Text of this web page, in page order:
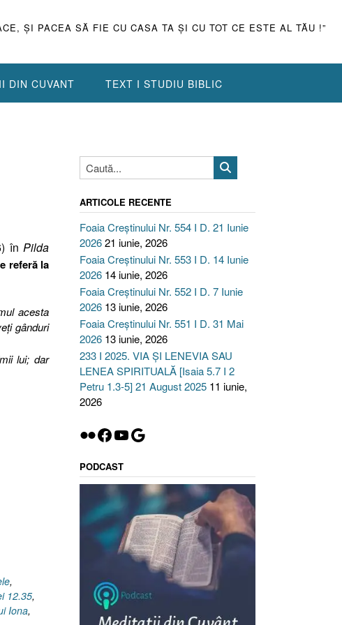
ŞI PACEA SĂ FIE CU CASA TA ŞI CU TOT CE ESTE AL TĂU !”
DIN CUVANT TEXT I STUDIU BIBLIC
înPilda
referă la
acesta
gânduri
lui; dar
,
12.35,
Iona,
ARTICOLE RECENTE
Foaia Creștinului Nr. 554 I D. 21 Iunie
202621 iunie, 2026
Foaia Creștinului Nr. 553 I D. 14 Iunie
2026 14 iunie, 2026
Foaia Creștinului Nr. 552 I D. 7 Iunie
2026 13 iunie, 2026
Foaia Creștinului Nr. 551 I D. 31 Mai
2026 13 iunie, 2026
233 I 2025. VIA ȘI LENEVIA SAU
LENEA SPIRITUALĂ [Isaia 5.7 I 2
Petru 1.3-5] 21 August 2025 11 iunie,
2026
Flickr
Facebook
YouTube
Google
PODCAST